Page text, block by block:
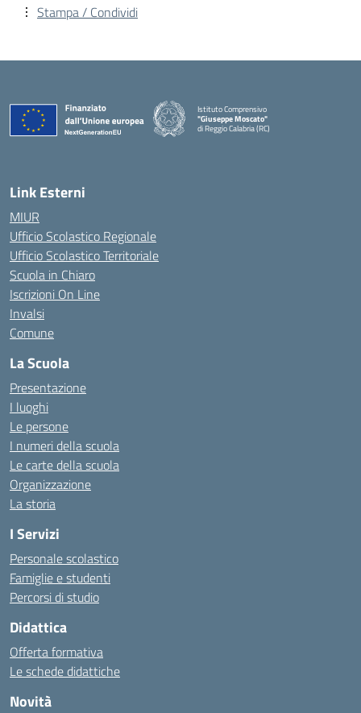
Stampa / Condividi
Istituto Comprensivo
"Giuseppe Moscato"
di Reggio Calabria (RC)
— Visita la pagina iniziale della scuola
Link Esterni
MIUR
Ufficio Scolastico Regionale
Ufficio Scolastico Territoriale
Scuola in Chiaro
Iscrizioni On Line
Invalsi
Comune
La Scuola
Presentazione
I luoghi
Le persone
I numeri della scuola
Le carte della scuola
Organizzazione
La storia
I Servizi
Personale scolastico
Famiglie e studenti
Percorsi di studio
Didattica
Offerta formativa
Le schede didattiche
Novità